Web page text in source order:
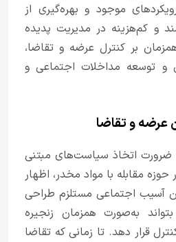
موجود و بهره‌گیری از
و کم‌هزینه در مدیریت پدیده
همزمان بر کنترل عرضه و تقاضا،
و توسعه مداخلات اجتماعی و
عرضه و تقاضا
ضرورت اتخاذ سیاست‌های مبتنی
مقابله با مواد مخدر، اظهار
آسیب اجتماعی مستلزم طراحی
به‌صورت همزمان زنجیره
قرار دهد. تا زمانی که تقاضا